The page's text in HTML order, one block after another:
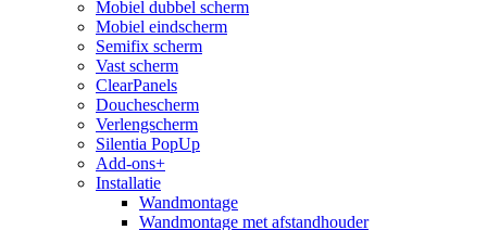
Mobiel dubbel scherm
Mobiel eindscherm
Semifix scherm
Vast scherm
ClearPanels
Douchescherm
Verlengscherm
Silentia PopUp
Add-ons+
Installatie
Wandmontage
Wandmontage met afstandhouder